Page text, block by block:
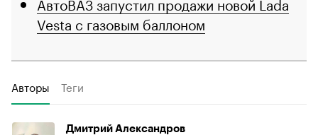
Vesta с газовым баллоном
Авторы Теги
Дмитрий Александров